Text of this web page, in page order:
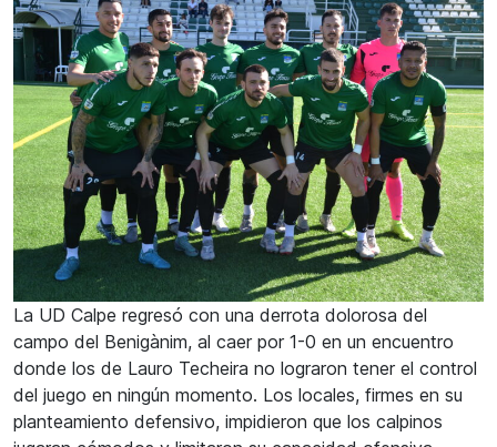
La UD Calpe regresó con una derrota dolorosa del
campo del Benigànim, al caer por 1-0 en un encuentro
donde los de Lauro Techeira no lograron tener el control
del juego en ningún momento. Los locales, firmes en su
planteamiento defensivo, impidieron que los calpinos